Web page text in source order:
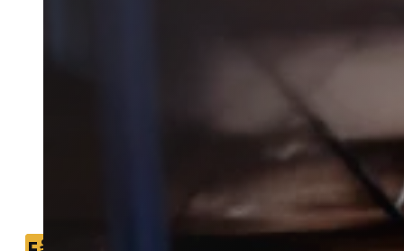
Myrebekæmpelse i Bov hjælper dig
Vi forbinder dig med lokale partnere,
du hurtigt kan få den rette hjælp i